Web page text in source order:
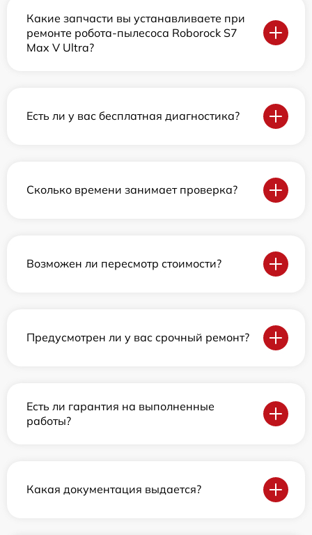
Какие запчасти вы устанавливаете при
ремонте робота-пылесоса Roborock S7
Max V Ultra?
Есть ли у вас бесплатная диагностика?
Сколько времени занимает проверка?
Возможен ли пересмотр стоимости?
Предусмотрен ли у вас срочный ремонт?
Есть ли гарантия на выполненные
работы?
Какая документация выдается?